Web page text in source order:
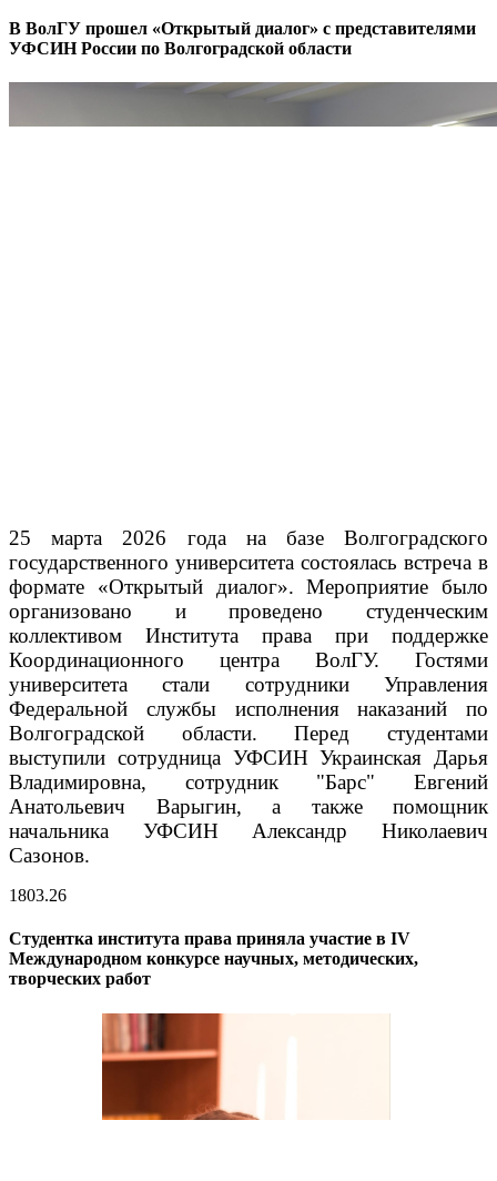
В ВолГУ прошел «Открытый диалог» с представителями
УФСИН России по Волгоградской области
25 марта 2026 года на базе Волгоградского
государственного университета состоялась встреча в
формате «Открытый диалог». Мероприятие было
организовано и проведено студенческим
коллективом Института права при поддержке
Координационного центра ВолГУ. Гостями
университета стали сотрудники Управления
Федеральной службы исполнения наказаний по
Волгоградской области. Перед студентами
выступили сотрудница УФСИН Украинская Дарья
Владимировна, сотрудник "Барс" Евгений
Анатольевич Варыгин, а также помощник
начальника УФСИН Александр Николаевич
Сазонов.
1803.26
Студентка института права приняла участие в IV
Международном конкурсе научных, методических,
творческих работ